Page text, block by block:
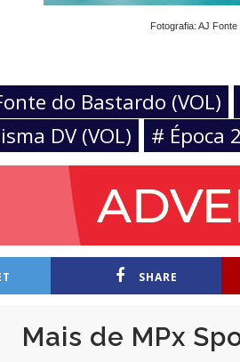
Fotografia: AJ
do Bastardo (VOL)
DV (VOL) # Época
SHARE
Mais de MPx